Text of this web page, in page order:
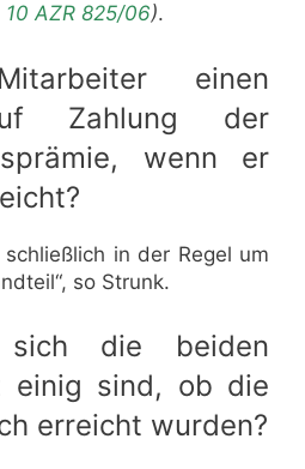
10 AZR 825/06).
einen
Zahlung der
wenn er
in der Regel um
so Strunk.
die beiden
einig sind, ob die
erreicht wurden?